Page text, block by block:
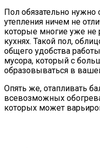
Пол обязательно нужно
утепления ничем не
которые многие уже не
кухнях. Такой пол,
общего удобства
мусора, который с
образовываться в
Опять же, отапливать
всевозможных
которых может